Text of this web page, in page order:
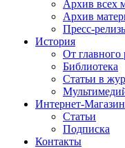
Архив всех
Архив
Пресс-
История
От главного
Библиотека
Статьи в
Интернет-Магазин
Статьи
Подписка
Контакты